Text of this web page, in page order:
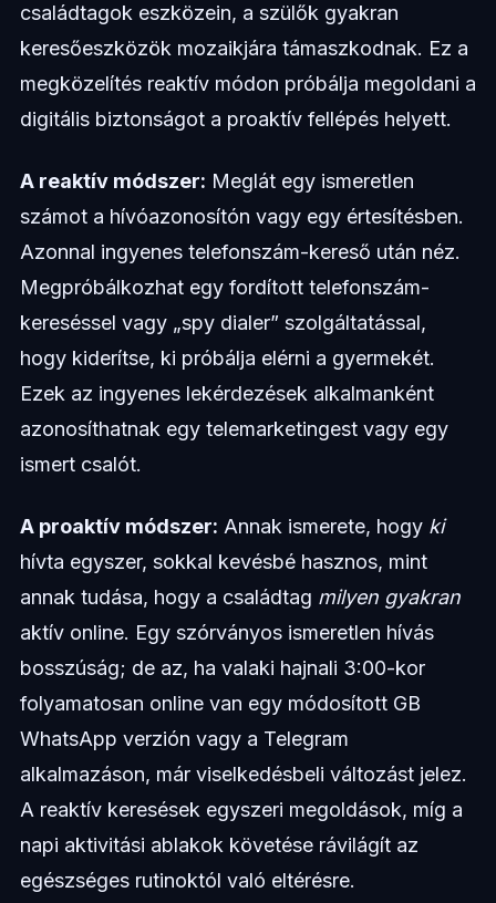
családtagok eszközein, a szülők gyakran
keresőeszközök mozaikjára támaszkodnak. Ez a
megközelítés reaktív módon próbálja megoldani a
digitális biztonságot a proaktív fellépés helyett.
A reaktív módszer: Meglát egy ismeretlen
számot a hívóazonosítón vagy egy értesítésben.
Azonnal ingyenes telefonszám-kereső után néz.
Megpróbálkozhat egy fordított telefonszám-
kereséssel vagy „spy dialer” szolgáltatással,
hogy kiderítse, ki próbálja elérni a gyermekét.
Ezek az ingyenes lekérdezések alkalmanként
azonosíthatnak egy telemarketingest vagy egy
ismert csalót.
A proaktív módszer: Annak ismerete, hogy ki
hívta egyszer, sokkal kevésbé hasznos, mint
annak tudása, hogy a családtag milyen gyakran
aktív online. Egy szórványos ismeretlen hívás
bosszúság; de az, ha valaki hajnali 3:00-kor
folyamatosan online van egy módosított GB
WhatsApp verzión vagy a Telegram
alkalmazáson, már viselkedésbeli változást jelez.
A reaktív keresések egyszeri megoldások, míg a
napi aktivitási ablakok követése rávilágít az
egészséges rutinoktól való eltérésre.